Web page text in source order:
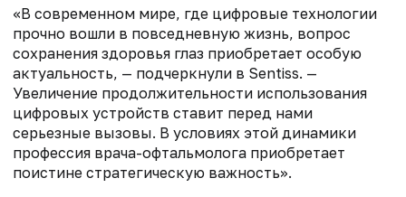
«В современном мире, где цифровые технологии
прочно вошли в повседневную жизнь, вопрос
сохранения здоровья глаз приобретает особую
актуальность, — подчеркнули в Sentiss. —
Увеличение продолжительности использования
цифровых устройств ставит перед нами
серьезные вызовы. В условиях этой динамики
профессия врача-офтальмолога приобретает
поистине стратегическую важность».